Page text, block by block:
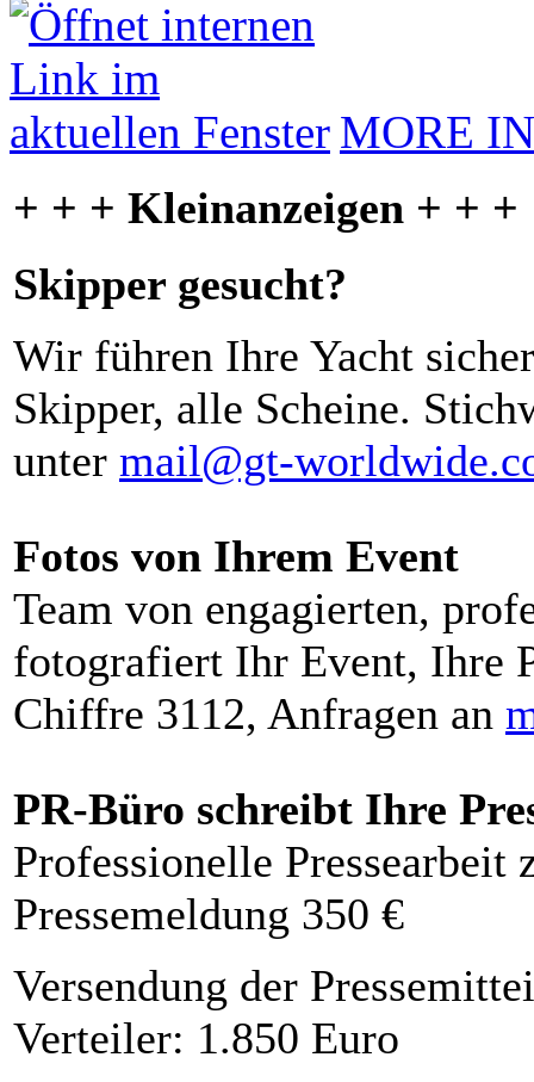
MORE
+ + + Kleinanzeigen + + +
Skipper gesucht?
Wir führen Ihre Yacht
Skipper, alle Scheine.
unter mail@gt-
Fotos von Ihrem Event
Team von engagierten,
fotografiert Ihr Event, Ihre
Chiffre 3112, Anfragen an
PR-Büro schreibt Ihre
Professionelle Pressearbeit
Pressemeldung 350 €
Versendung der
Verteiler: 1.850 Euro